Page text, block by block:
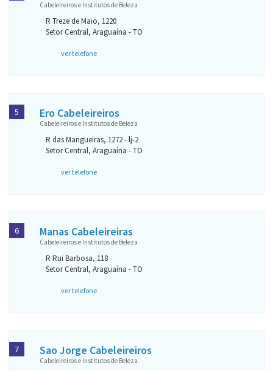
Cabeleireiros e Institutos de Beleza
R Treze de Maio, 1220
Setor Central, Araguaína - TO
ver telefone
Ero Cabeleireiros
Cabeleireiros e Institutos de Beleza
R das Mangueiras, 1272 - lj-2
Setor Central, Araguaína - TO
ver telefone
5
Manas Cabeleireiras
Cabeleireiros e Institutos de Beleza
R Rui Barbosa, 118
Setor Central, Araguaína - TO
ver telefone
6
Sao Jorge Cabeleireiros
Cabeleireiros e Institutos de Beleza
7